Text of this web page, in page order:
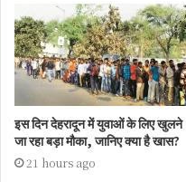
इस दिन देहरादून में युवाओं के लिए खुलने
जा रहा बड़ा मौका, जानिए क्या है खास?
21 hours ago